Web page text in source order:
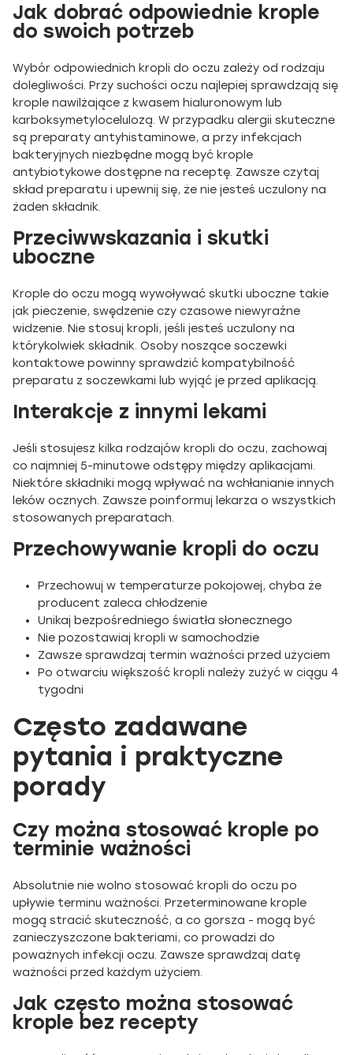
Jak dobrać odpowiednie krople
do swoich potrzeb
Wybór odpowiednich kropli do oczu zależy od rodzaju
dolegliwości. Przy suchości oczu najlepiej sprawdzają się
krople nawilżające z kwasem hialuronowym lub
karboksymetylocelulozą. W przypadku alergii skuteczne
są preparaty antyhistaminowe, a przy infekcjach
bakteryjnych niezbędne mogą być krople
antybiotykowe dostępne na receptę. Zawsze czytaj
skład preparatu i upewnij się, że nie jesteś uczulony na
żaden składnik.
Przeciwwskazania i skutki
uboczne
Krople do oczu mogą wywoływać skutki uboczne takie
jak pieczenie, swędzenie czy czasowe niewyraźne
widzenie. Nie stosuj kropli, jeśli jesteś uczulony na
którykolwiek składnik. Osoby noszące soczewki
kontaktowe powinny sprawdzić kompatybilność
preparatu z soczewkami lub wyjąć je przed aplikacją.
Interakcje z innymi lekami
Jeśli stosujesz kilka rodzajów kropli do oczu, zachowaj
co najmniej 5-minutowe odstępy między aplikacjami.
Niektóre składniki mogą wpływać na wchłanianie innych
leków ocznych. Zawsze poinformuj lekarza o wszystkich
stosowanych preparatach.
Przechowywanie kropli do oczu
Przechowuj w temperaturze pokojowej, chyba że
producent zaleca chłodzenie
Unikaj bezpośredniego światła słonecznego
Nie pozostawiaj kropli w samochodzie
Zawsze sprawdzaj termin ważności przed użyciem
Po otwarciu większość kropli należy zużyć w ciągu 4
tygodni
Często zadawane
pytania i praktyczne
porady
Czy można stosować krople po
terminie ważności
Absolutnie nie wolno stosować kropli do oczu po
upływie terminu ważności. Przeterminowane krople
mogą stracić skuteczność, a co gorsza - mogą być
zanieczyszczone bakteriami, co prowadzi do
poważnych infekcji oczu. Zawsze sprawdzaj datę
ważności przed każdym użyciem.
Jak często można stosować
krople bez recepty